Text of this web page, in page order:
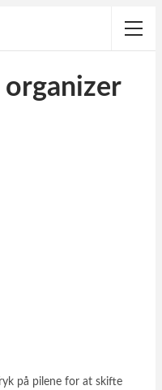
organizer
på pilene for at skifte